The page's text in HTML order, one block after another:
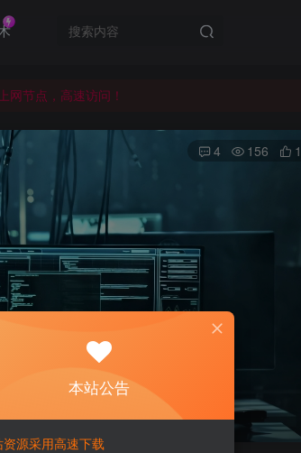
加！
网节点，高速访问！
添加！
4 156
本站公告
资源采用高速下载